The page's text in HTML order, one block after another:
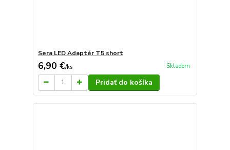
Sera LED Adaptér T5 short
6,90 €/ks Skladom
Pridať do košíka